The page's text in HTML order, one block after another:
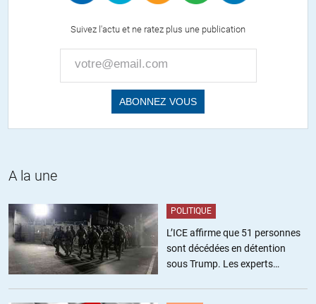
Suivez l'actu et ne ratez plus une publication
A la une
POLITIQUE
L’ICE affirme que 51 personnes
sont décédées en détention
sous Trump. Les experts